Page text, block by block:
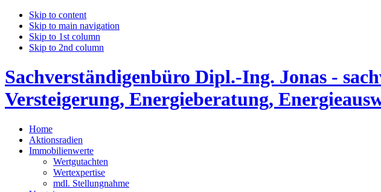
Skip to content
Skip to main navigation
Skip to 1st column
Skip to 2nd column
Sachverständigenbüro Dipl.-Ing. Jonas -
Versteigerung, Energieberatung,
Home
Aktionsradien
Immobilienwerte
Wertgutachten
Wertexpertise
mdl. Stellungnahme